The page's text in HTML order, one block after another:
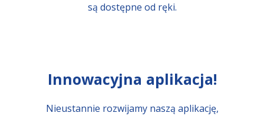
są dostępne od ręki.
Innowacyjna aplikacja!
Nieustannie rozwijamy naszą aplikację,